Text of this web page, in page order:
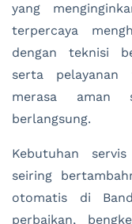
yang
terpercaya
dengan teknisi
serta pelayanan
merasa aman
berlangsung.
Kebutuhan
seiring
otomatis di
perbaikan,